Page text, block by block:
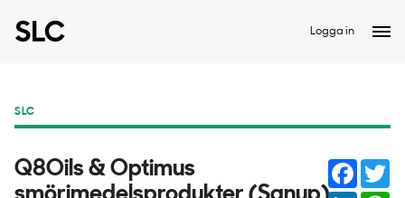
Logga in
SLC
​Q8Oils & Optimus